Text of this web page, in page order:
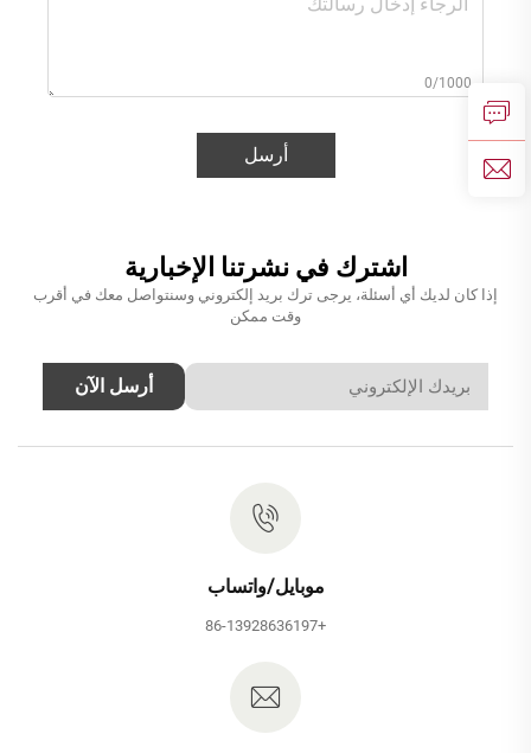
0/1000
أرسل
اشترك في نشرتنا الإخبارية
إذا كان لديك أي أسئلة، يرجى ترك بريد إلكتروني وسنتواصل معك في أقرب
وقت ممكن
أرسل الآن
موبايل/واتساب
+86-13928636197